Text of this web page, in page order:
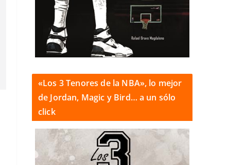
«Los 3 Tenores de la NBA», lo mejor
de Jordan, Magic y Bird… a un sólo
click